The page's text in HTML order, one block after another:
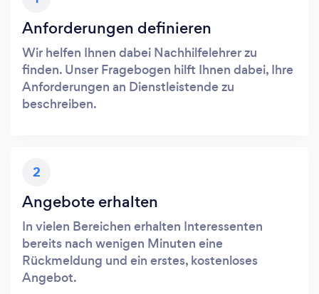
Anforderungen definieren
Wir helfen Ihnen dabei Nachhilfelehrer zu
finden. Unser Fragebogen hilft Ihnen dabei, Ihre
Anforderungen an Dienstleistende zu
beschreiben.
2
Angebote erhalten
In vielen Bereichen erhalten Interessenten
bereits nach wenigen Minuten eine
Rückmeldung und ein erstes, kostenloses
Angebot.